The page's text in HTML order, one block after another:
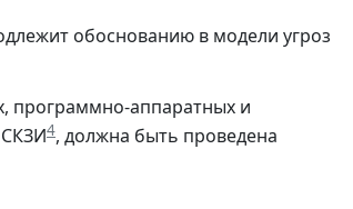
обоснованию в модели угроз
программно-аппаратных и
4, должна быть проведена